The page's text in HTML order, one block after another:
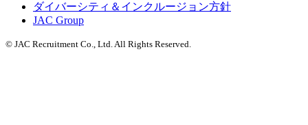
ダイバーシティ＆インクルージョン方針
JAC Group
© JAC Recruitment Co., Ltd. All Rights Reserved.